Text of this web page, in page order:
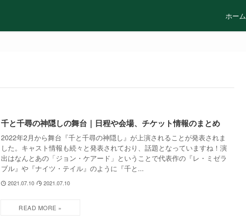
ホーム
千と千尋の神隠しの舞台｜日程や会場、チケット情報のまとめ
2022年2月から舞台『千と千尋の神隠し』が上演されることが発表されま
した。キャスト情報も続々と発表されており、話題となっていますね！演
出はなんとあの「ジョン・ケアード」ということで代表作の『レ・ミゼラ
ブル』や『ナイツ・テイル』のように『千と...
2021.07.10 2021.07.10